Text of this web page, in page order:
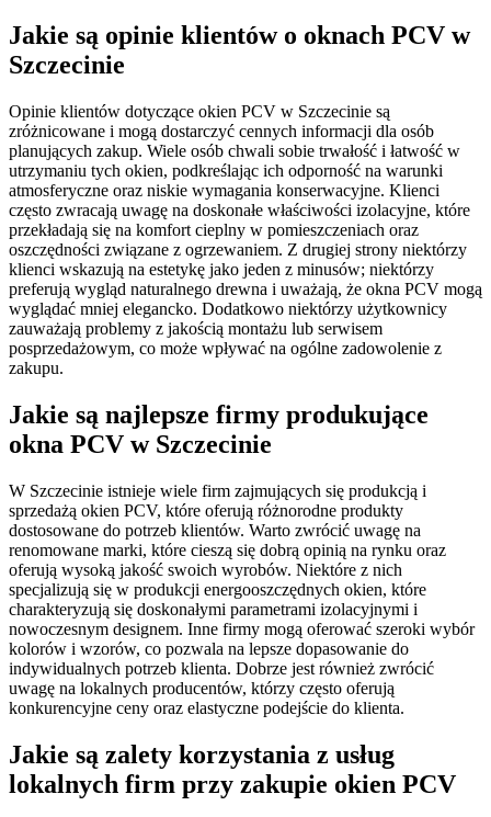
Jakie są opinie klientów o oknach PCV w
Szczecinie
Opinie klientów dotyczące okien PCV w Szczecinie są
zróżnicowane i mogą dostarczyć cennych informacji dla osób
planujących zakup. Wiele osób chwali sobie trwałość i łatwość w
utrzymaniu tych okien, podkreślając ich odporność na warunki
atmosferyczne oraz niskie wymagania konserwacyjne. Klienci
często zwracają uwagę na doskonałe właściwości izolacyjne, które
przekładają się na komfort cieplny w pomieszczeniach oraz
oszczędności związane z ogrzewaniem. Z drugiej strony niektórzy
klienci wskazują na estetykę jako jeden z minusów; niektórzy
preferują wygląd naturalnego drewna i uważają, że okna PCV mogą
wyglądać mniej elegancko. Dodatkowo niektórzy użytkownicy
zauważają problemy z jakością montażu lub serwisem
posprzedażowym, co może wpływać na ogólne zadowolenie z
zakupu.
Jakie są najlepsze firmy produkujące
okna PCV w Szczecinie
W Szczecinie istnieje wiele firm zajmujących się produkcją i
sprzedażą okien PCV, które oferują różnorodne produkty
dostosowane do potrzeb klientów. Warto zwrócić uwagę na
renomowane marki, które cieszą się dobrą opinią na rynku oraz
oferują wysoką jakość swoich wyrobów. Niektóre z nich
specjalizują się w produkcji energooszczędnych okien, które
charakteryzują się doskonałymi parametrami izolacyjnymi i
nowoczesnym designem. Inne firmy mogą oferować szeroki wybór
kolorów i wzorów, co pozwala na lepsze dopasowanie do
indywidualnych potrzeb klienta. Dobrze jest również zwrócić
uwagę na lokalnych producentów, którzy często oferują
konkurencyjne ceny oraz elastyczne podejście do klienta.
Jakie są zalety korzystania z usług
lokalnych firm przy zakupie okien PCV